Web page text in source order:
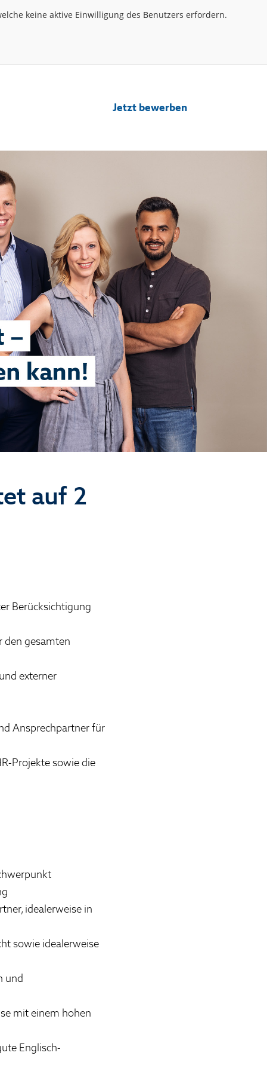
keine aktive Einwilligung des Benutzers erfordern.
Jetzt bewerben
auf 2
Berücksichtigung
den gesamten
externer
Ansprechpartner für
Projekte sowie die
idealerweise in
sowie idealerweise
und
mit einem hohen
Englisch-